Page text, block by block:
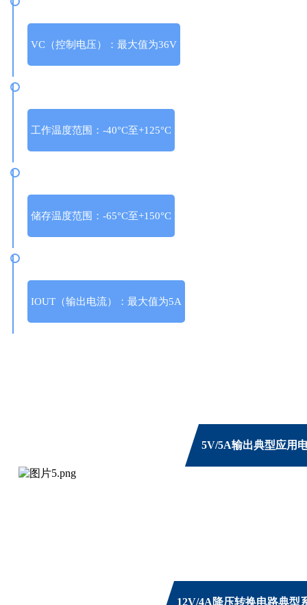
VC（控制电压）：最大值为36V
工作温度范围：-40°C至+125°C
储存温度范围：-65°C至+150°C
IOUT（输出电流）：最大值为5A
5V/5A输出典型应用
12V/4A降压转换电路典型